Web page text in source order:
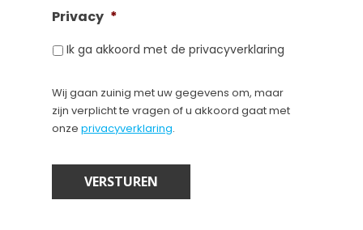
Privacy *
Ik ga akkoord met de privacyverklaring
Wij gaan zuinig met uw gegevens om, maar
zijn verplicht te vragen of u akkoord gaat met
onze privacyverklaring.
VERSTUREN